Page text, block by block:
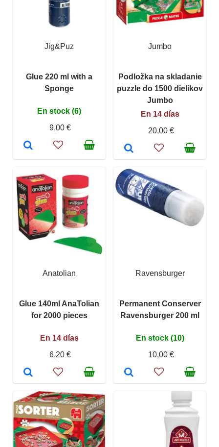
Jig&Puz
Glue 220 ml with a
Sponge
En stock (6)
9,00 €
Jumbo
Podložka na skladanie
puzzle do 1500 dielikov
Jumbo
En 14 días
20,00 €
Anatolian
Glue 140ml AnaTolian
for 2000 pieces
En 14 días
6,20 €
Ravensburger
Permanent Conserver
Ravensburger 200 ml
En stock (10)
10,00 €